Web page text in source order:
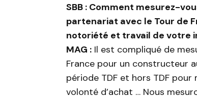
SBB : Comment mesurez-
partenariat avec le Tour de
notoriété et travail de votre
MAG : Il est compliqué de
France pour un constructeur
période TDF et hors TDF ‎pour
volonté d’achat … Nous